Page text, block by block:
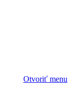
Otvoriť menu